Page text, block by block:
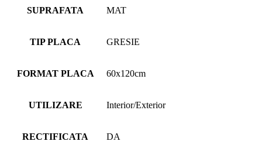
SUPRAFATA MAT
TIP PLACA GRESIE
FORMAT PLACA 60x120cm
UTILIZARE Interior/Exterior
RECTIFICATA DA